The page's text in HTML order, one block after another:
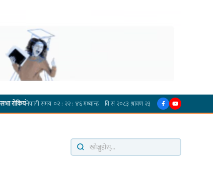
प्रदेश अधिकार विहीन भएकोले सरकार फेरबदल गर्न दलहरूलाई अस्थिरताको खेल सजिलो : पूर्व